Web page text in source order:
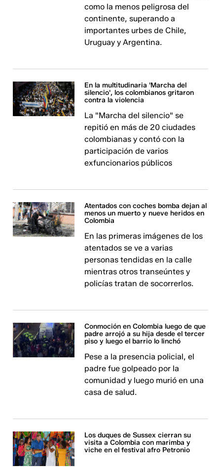
como la menos peligrosa del
continente, superando a
importantes urbes de Chile,
Uruguay y Argentina.
En la multitudinaria 'Marcha del
silencio', los colombianos gritaron
contra la violencia
La "Marcha del silencio" se
repitió en más de 20 ciudades
colombianas y contó con la
participación de varios
exfuncionarios públicos
Atentados con coches bomba dejan al
menos un muerto y nueve heridos en
Colombia
En las primeras imágenes de los
atentados se ve a varias
personas tendidas en la calle
mientras otros transeúntes y
policías tratan de socorrerlos.
Conmoción en Colombia luego de que
padre arrojó a su hija desde el tercer
piso y luego el barrio lo linchó
Pese a la presencia policial, el
padre fue golpeado por la
comunidad y luego murió en una
casa de salud.
Los duques de Sussex cierran su
visita a Colombia con marimba y
viche en el festival afro Petronio